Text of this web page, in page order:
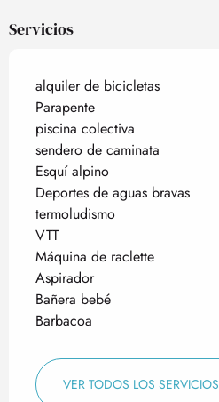
Servicios
alquiler de bicicletas
Parapente
piscina colectiva
sendero de caminata
Esquí alpino
Deportes de aguas bravas
termoludismo
VTT
Máquina de raclette
Aspirador
Bañera bebé
Barbacoa
VER TODOS LOS SERVICIOS